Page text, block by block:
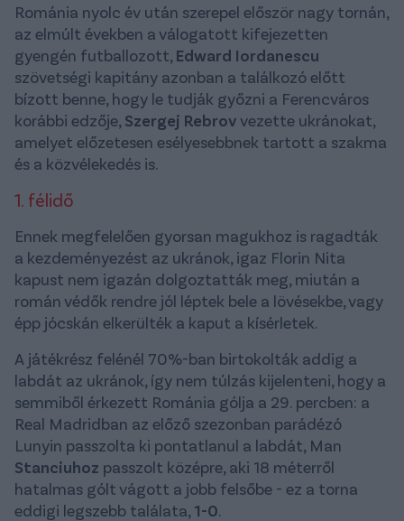
Románia nyolc év után szerepel először nagy tornán,
az elmúlt években a válogatott kifejezetten
gyengén futballozott, Edward Iordanescu
szövetségi kapitány azonban a találkozó előtt
bízott benne, hogy le tudják győzni a Ferencváros
korábbi edzője, Szergej Rebrovvezette ukránokat,
amelyet előzetesen esélyesebbnek tartott a szakma
és a közvélekedés is.
1. félidő
Ennek megfelelően gyorsan magukhoz is ragadták
a kezdeményezést az ukránok, igaz Florin Nita
kapust nem igazán dolgoztatták meg, miután a
román védők rendre jól léptek bele a lövésekbe, vagy
épp jócskán elkerülték a kaput a kísérletek.
A játékrész felénél 70%-ban birtokolták addig a
labdát az ukránok, így nem túlzás kijelenteni, hogy a
semmiből érkezett Románia gólja a 29. percben: a
Real Madridban az előző szezonban parádézó
Lunyin passzolta ki pontatlanul a labdát, Man
Stanciuhoz passzolt középre, aki 18 méterről
hatalmas gólt vágott a jobb felsőbe - ez a torna
eddigi legszebb találata, 1-0.